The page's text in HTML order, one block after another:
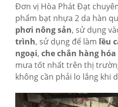
Đơn vị Hòa Phát Đạt
phẩm bạt nhựa 2 da hàn
phơi nông sản, sử dụng
trình, sử dụng để làm lều
ngoại, che chắn hàng hóa
mưa tốt nhất trên thị
không cần phải lo lắng khi